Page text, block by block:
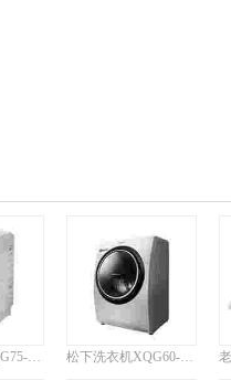
东芝洗衣机XQG75-ESE 松下洗衣机XQG60-V63GS